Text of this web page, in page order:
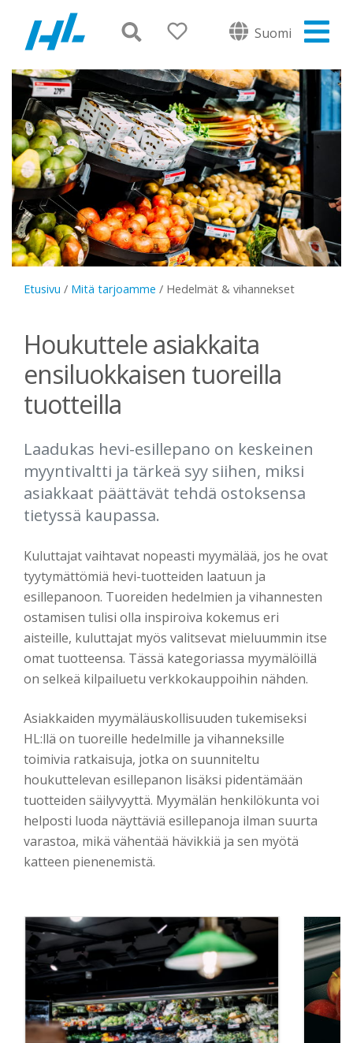
Suomi
Etusivu / Mitä tarjoamme / Hedelmät & vihannekset
Houkuttele asiakkaita
ensiluokkaisen tuoreilla
tuotteilla
Laadukas hevi-esillepano on keskeinen
myyntivaltti ja tärkeä syy siihen, miksi
asiakkaat päättävät tehdä ostoksensa
tietyssä kaupassa.
Kuluttajat vaihtavat nopeasti myymälää, jos he ovat
tyytymättömiä hevi-tuotteiden laatuun ja
esillepanoon. Tuoreiden hedelmien ja vihannesten
ostamisen tulisi olla inspiroiva kokemus eri
aisteille, kuluttajat myös valitsevat mieluummin itse
omat tuotteensa. Tässä kategoriassa myymälöillä
on selkeä kilpailuetu verkkokauppoihin nähden.
Asiakkaiden myymäläuskollisuuden tukemiseksi
HL:llä on tuoreille hedelmille ja vihanneksille
toimivia ratkaisuja, jotka on suunniteltu
houkuttelevan esillepanon lisäksi pidentämään
tuotteiden säilyvyyttä. Myymälän henkilökunta voi
helposti luoda näyttäviä esillepanoja ilman suurta
varastoa, mikä vähentää hävikkiä ja sen myötä
katteen pienenemistä.